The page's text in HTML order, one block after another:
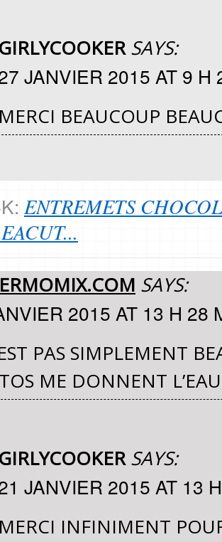
GIRLYCOOKER SAYS:
JANVIER 2015 AT 9 H
MERCI BEAUCOUP
ENTREMETS
SAYS:
2015 AT 13 H 28
PAS SIMPLEMENT
ME DONNENT
GIRLYCOOKER SAYS:
JANVIER 2015 AT 13
MERCI INFINIMENT